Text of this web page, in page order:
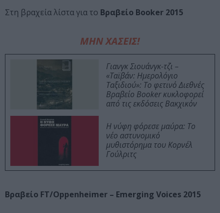
Στη βραχεία λίστα για το Βραβείο Booker 2015
ΜΗΝ ΧΑΣΕΙΣ!
Γιανγκ Σιουάνγκ-τζι –
«Ταϊβάν: Ημερολόγιο
Ταξιδιού»: Το φετινό Διεθνές
Βραβείο Booker κυκλοφορεί
από τις εκδόσεις Βακχικόν
Η νύφη φόρεσε μαύρα: Το
νέο αστυνομικό
μυθιστόρημα του Κορνέλ
Γούλριτς
Βραβείο FT/Oppenheimer – Emerging Voices 2015